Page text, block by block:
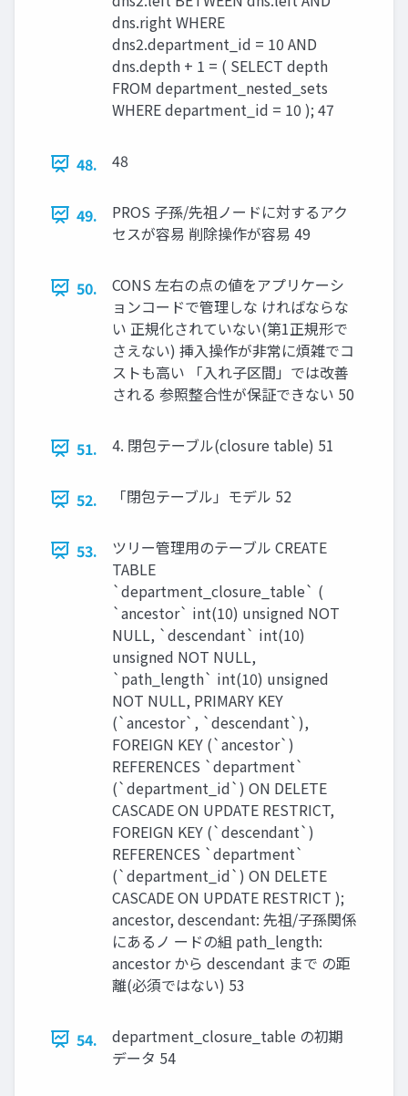
dns.right WHERE
dns2.department_id = 10 AND
dns.depth + 1 = ( SELECT depth
FROM department_nested_sets
WHERE department_id = 10 ); 47
48. 48
49.
PROS 子孫/先祖ノードに対するアク
セスが容易 削除操作が容易 49
50.
CONS 左右の点の値をアプリケーシ
ョンコードで管理しな ければならな
い 正規化されていない(第1正規形で
さえない) 挿入操作が非常に煩雑でコ
ストも高い 「入れ子区間」では改善
される 参照整合性が保証できない 50
51. 4. 閉包テーブル(closure table) 51
52. 「閉包テーブル」モデル 52
53.
ツリー管理用のテーブル CREATE
TABLE
`department_closure_table` (
`ancestor` int(10) unsigned NOT
NULL, `descendant` int(10)
unsigned NOT NULL,
`path_length` int(10) unsigned
NOT NULL, PRIMARY KEY
(`ancestor`, `descendant`),
FOREIGN KEY (`ancestor`)
REFERENCES `department`
(`department_id`) ON DELETE
CASCADE ON UPDATE RESTRICT,
FOREIGN KEY (`descendant`)
REFERENCES `department`
(`department_id`) ON DELETE
CASCADE ON UPDATE RESTRICT );
ancestor, descendant: 先祖/子孫関係
にあるノ ードの組 path_length:
ancestor から descendant まで の距
離(必須ではない) 53
54.
department_closure_table の初期
データ 54